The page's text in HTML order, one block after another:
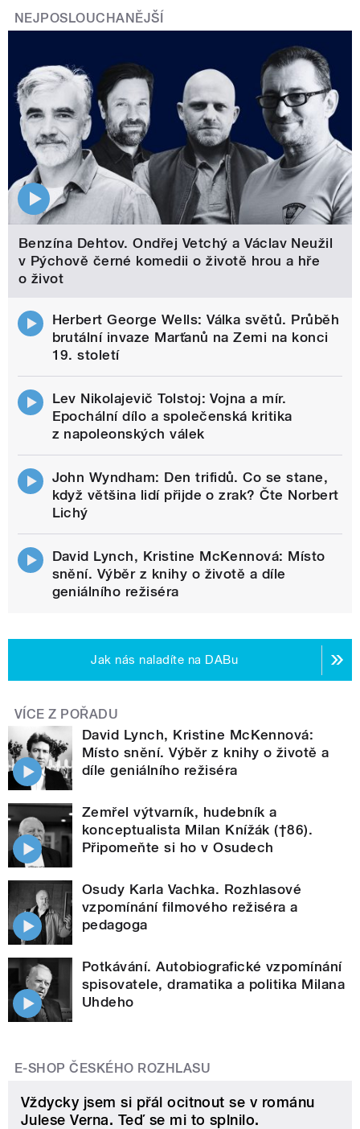
NEJPOSLOUCHANĚJŠÍ
Benzína Dehtov. Ondřej Vetchý a Václav Neužil
v Pýchově černé komedii o životě hrou a hře
o život
Herbert George Wells: Válka světů. Průběh
brutální invaze Marťanů na Zemi na konci
19. století
Lev Nikolajevič Tolstoj: Vojna a mír.
Epochální dílo a společenská kritika
z napoleonských válek
John Wyndham: Den trifidů. Co se stane,
když většina lidí přijde o zrak? Čte Norbert
Lichý
David Lynch, Kristine McKennová: Místo
snění. Výběr z knihy o životě a díle
geniálního režiséra
Jak nás naladíte na DABu
VÍCE Z POŘADU
David Lynch, Kristine McKennová:
Místo snění. Výběr z knihy o životě a
díle geniálního režiséra
Zemřel výtvarník, hudebník a
konceptualista Milan Knížák (†86).
Připomeňte si ho v Osudech
Osudy Karla Vachka. Rozhlasové
vzpomínání filmového režiséra a
pedagoga
Potkávání. Autobiografické vzpomínání
spisovatele, dramatika a politika Milana
Uhdeho
E-SHOP ČESKÉHO ROZHLASU
Vždycky jsem si přál ocitnout se v románu
Julese Verna. Teď se mi to splnilo.